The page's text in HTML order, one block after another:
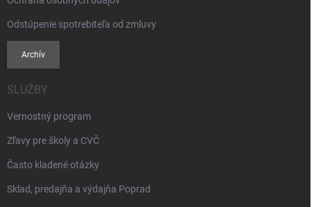
Odstúpenie spotrebiteľa od zmluvy
Archív
SLUŽBY
Vernostný program
Zľavy pre školy a CVČ
Často kladené otázky
Sklad, predajňa a výdajňa Poprad